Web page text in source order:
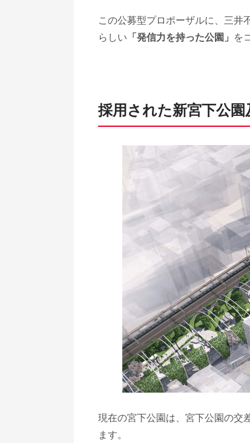
この公募型プロポーザルに、三井
らしい 「発信⼒を持った公園」 を
採用された新宮下公
現在の宮下公園は、宮下公園の交
ます。